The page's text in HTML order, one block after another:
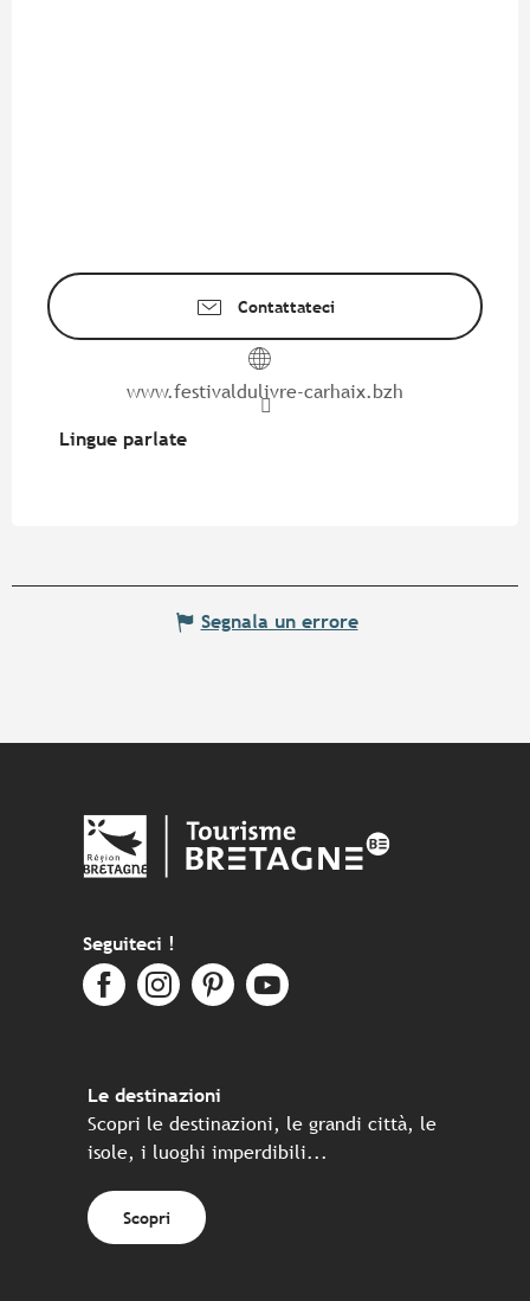
Contattateci
www.festivaldulivre-carhaix.bzh
Lingue parlate
Lingue parlate
Segnala un errore
Seguiteci !
Le destinazioni
Scopri le destinazioni, le grandi città, le
isole, i luoghi imperdibili...
Scopri